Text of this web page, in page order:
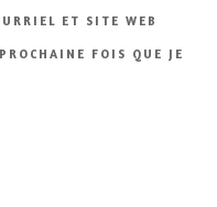
ET SITE WEB
FOIS QUE JE